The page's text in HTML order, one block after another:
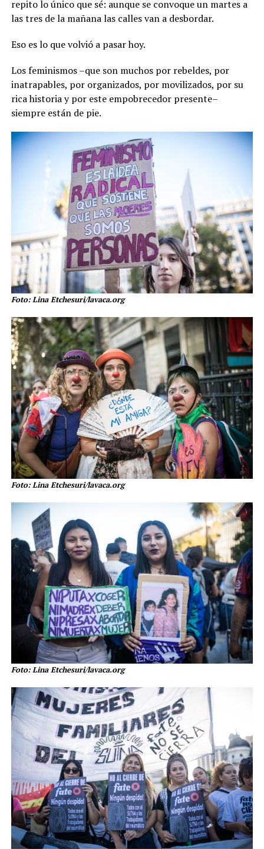
repito lo único que sé: aunque se convoque un martes a
las tres de la mañana las calles van a desbordar.
Eso es lo que volvió a pasar hoy.
Los feminismos –que son muchos por rebeldes, por
inatrapables, por organizados, por movilizados, por su
rica historia y por este empobrecedor presente–
siempre están de pie.
Foto: Lina Etchesuri/lavaca.org
Foto: Lina Etchesuri/lavaca.org
Foto: Lina Etchesuri/lavaca.org